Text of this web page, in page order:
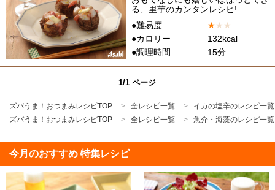
る、里芋のカンタンレシピ!
●難易度
★★ ★
●カロリー
132kcal
●調理時間
15分
1/1 ページ
ズバうま！おつまみレシピTOP 全レシピ一覧
イカの塩辛のレシピ一覧
ズバうま！おつまみレシピTOP
全レシピ一覧 魚介・海藻のレシピ一覧
今月のおすすめ 特集レシピ